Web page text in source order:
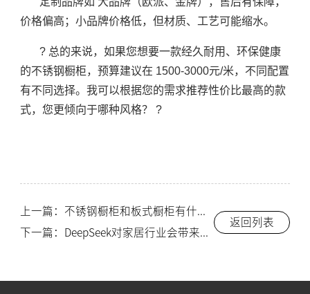
价格偏高；小品牌价格低，但材质、工艺可能缩水。
? 总的来说，如果您想要一款经久耐用、环保健康
的不锈钢橱柜，预算建议在 1500-3000元/米，不同配置
有不同选择。我可以根据您的需求推荐性价比最高的款
式，您更倾向于哪种风格？ ?
上一篇：不锈钢橱柜和板式橱柜有什么区别？索而/Thor
下一篇：DeepSeek对家居行业会带来哪些影响？索而/Thor
返回列表